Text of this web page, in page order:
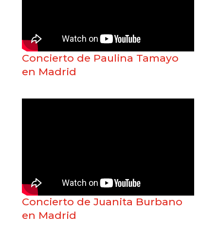
Concierto de Paulina Tamayo
en Madrid
Concierto de Juanita Burbano
en Madrid